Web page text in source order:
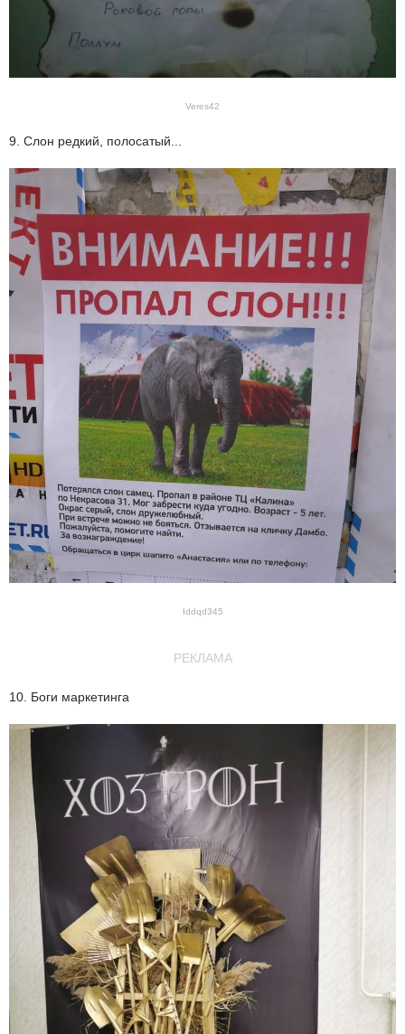
Veres42
9. Слон редкий, полосатый...
Iddqd345
РЕКЛАМА
10. Боги маркетинга